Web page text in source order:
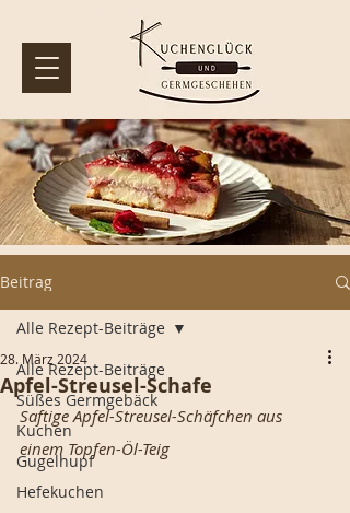
Beitrag
Alle Rezept-Beiträge
Süßes Germgebäck
Kuchen
Gugelhupf
Hefekuchen
Alle Rezept-Beiträge
Apfel-Streusel-Schafe
28. März 2024
Saftige Apfel-Streusel-Schäfchen aus
einem Topfen-Öl-Teig